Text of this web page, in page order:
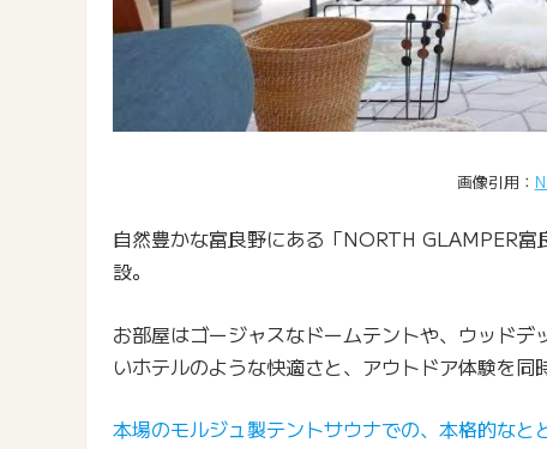
画像引用：
自然豊かな富良野にある「NORTH GLAMPER
設。
お部屋はゴージャスなドームテントや、ウッド
いホテルのような快適さと、アウトドア体験を同
本場のモルジュ製テントサウナでの、本格的なと